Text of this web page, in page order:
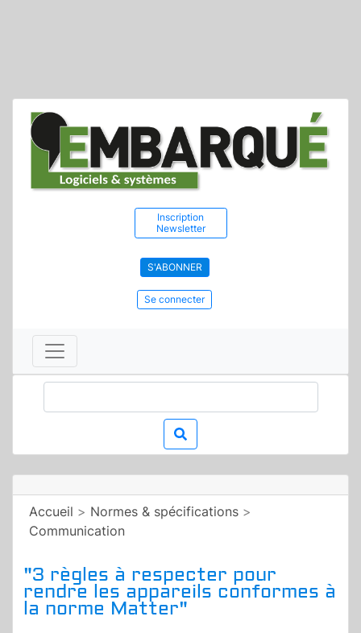
Inscription
Newsletter
S'ABONNER
Se connecter
Accueil > Normes & spécifications >
Communication
"3 règles à respecter pour
rendre les appareils conformes à
la norme Matter"